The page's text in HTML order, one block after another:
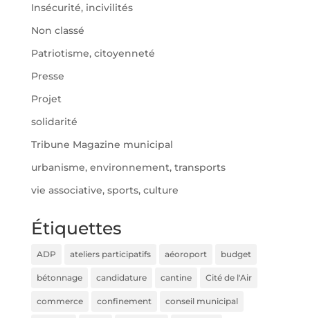
Insécurité, incivilités
Non classé
Patriotisme, citoyenneté
Presse
Projet
solidarité
Tribune Magazine municipal
urbanisme, environnement, transports
vie associative, sports, culture
Étiquettes
ADP ateliers participatifs aéoroport budget
bétonnage candidature cantine Cité de l'Air
commerce confinement conseil municipal